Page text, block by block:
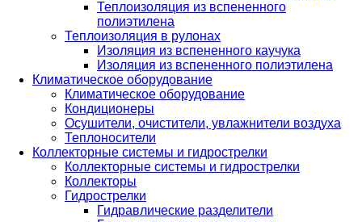
Теплоизоляция из вспененного
полиэтилена
Теплоизоляция в рулонах
Изоляция из вспененного каучука
Изоляция из вспененного полиэтилена
Климатическое оборудование
Климатическое оборудование
Кондиционеры
Осушители, очистители, увлажнители воздуха
Теплоносители
Коллекторные системы и гидрострелки
Коллекторные системы и гидрострелки
Коллекторы
Гидрострелки
Гидравлические разделители